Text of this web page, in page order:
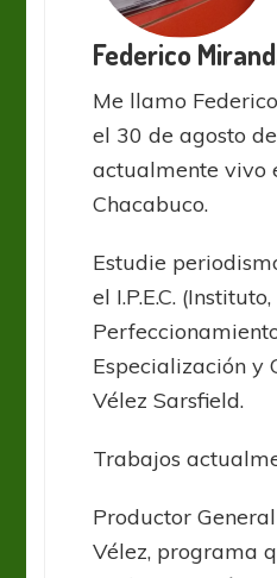
Federico
Me llamo
el 30 de agosto
actualmente vivo
Chacabuco.
Estudie
el I.P.E.C. (Instituto,
Especialización y
Vélez Sarsfield.
Trabajos
Productor
Vélez, programa